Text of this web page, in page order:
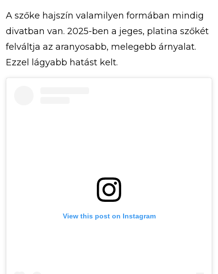
A szőke hajszín valamilyen formában mindig
divatban van. 2025-ben a jeges, platina szőkét
felváltja az aranyosabb, melegebb árnyalat.
Ezzel lágyabb hatást kelt.
View this post on Instagram